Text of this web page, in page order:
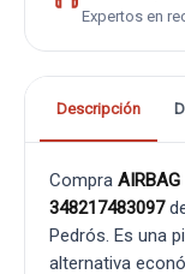
Expertos en
Descripción
Compra AIRBAG
348217483097
Pedrós. Es una
alternativa